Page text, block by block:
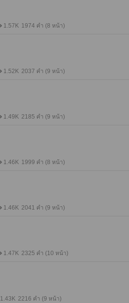
1.57K 1974 คำ (8 หน้า)
1.52K 2037 คำ (9 หน้า)
1.49K 2185 คำ (9 หน้า)
1.46K 1999 คำ (8 หน้า)
1.46K 2041 คำ (9 หน้า)
1.47K 2325 คำ (10 หน้า)
1.43K 2216 คำ (9 หน้า)